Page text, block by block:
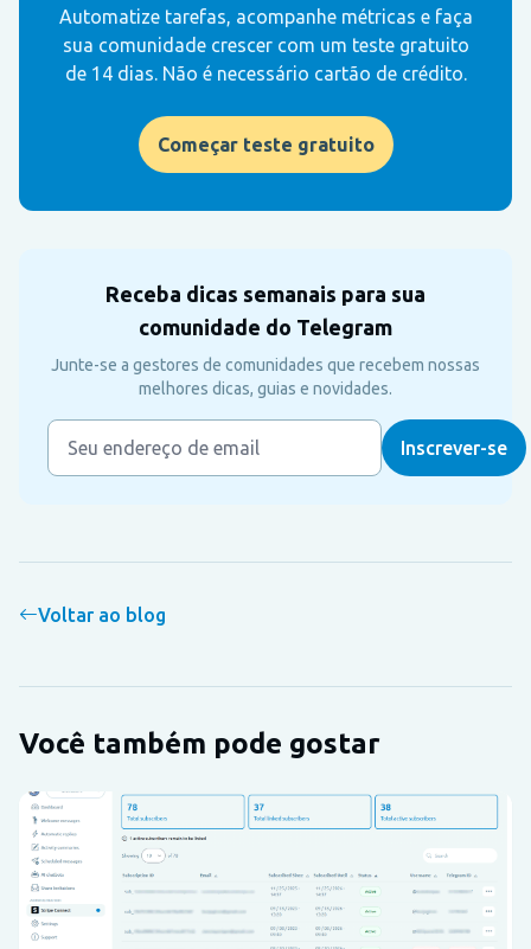
Automatize tarefas, acompanhe métricas e faça
sua comunidade crescer com um teste gratuito
de 14 dias. Não é necessário cartão de crédito.
Começar teste gratuito
Receba dicas semanais para sua
comunidade do Telegram
Junte-se a gestores de comunidades que recebem nossas
melhores dicas, guias e novidades.
Voltar ao blog
Você também pode gostar